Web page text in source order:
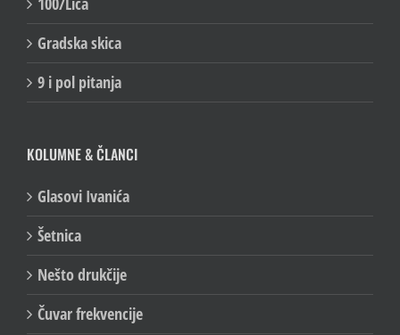
100/Lica
Gradska skica
9 i pol pitanja
KOLUMNE & ČLANCI
Glasovi Ivanića
Šetnica
Nešto drukčije
Čuvar frekvencije